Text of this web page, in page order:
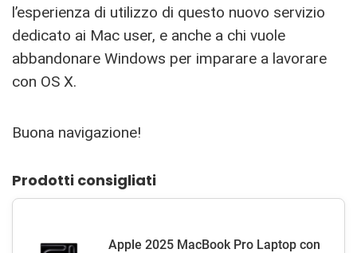
l’esperienza di utilizzo di questo nuovo servizio
dedicato ai Mac user, e anche a chi vuole
abbandonare Windows per imparare a lavorare
con OS X.
Buona navigazione!
Prodotti consigliati
Apple 2025 MacBook Pro Laptop con